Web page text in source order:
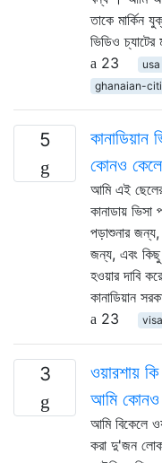
তাকে মার্কিন
ভিডিও
23
usa
ghanaian-
5
কানাডিয়ান
কোনও
আমি এই
কানাডায় ভিসা
পড়াশুনার
জন্য, এবং কিছু
হওয়ার দাবি
কানাডিয়ান
23
3
ওয়ারশায়
আমি কোনও
আমি বিকেলে
করা দু'জন